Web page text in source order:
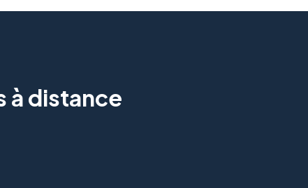
à distance